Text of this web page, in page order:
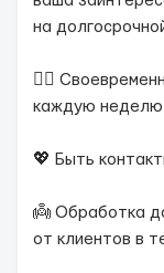
на
❤️‍🔥
каждую неделю
💖 Быть
👼 Обработка
от клиентов в